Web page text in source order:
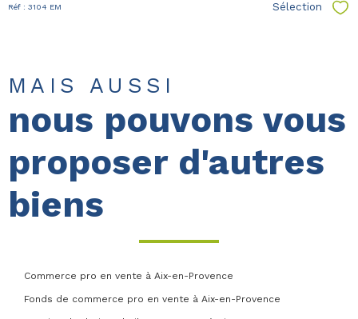
Réf : 3104 EM Sélection
MAIS AUSSI
nous pouvons vous
proposer d'autres
biens
Commerce pro en vente à Aix-en-Provence
Fonds de commerce pro en vente à Aix-en-Provence